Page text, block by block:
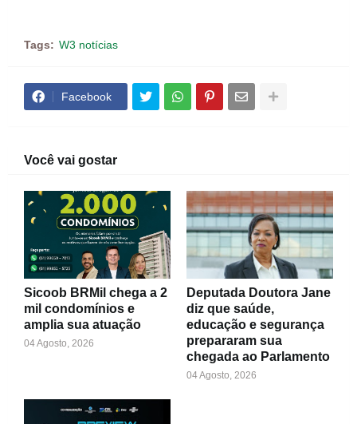
Tags: W3 notícias
Facebook
Você vai gostar
Sicoob BRMil chega a 2
mil condomínios e
amplia sua atuação
04 Agosto, 2026
Deputada Doutora Jane
diz que saúde,
educação e segurança
prepararam sua
chegada ao Parlamento
04 Agosto, 2026